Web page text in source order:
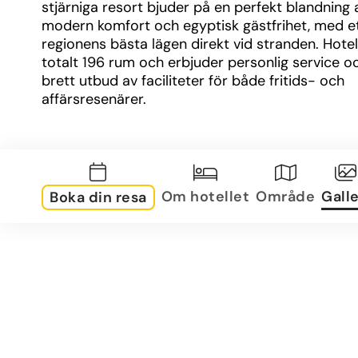
stjärniga resort bjuder på en perfekt blandning
modern komfort och egyptisk gästfrihet, med
regionens bästa lägen direkt vid stranden.
totalt 196 rum och erbjuder personlig service
brett utbud av faciliteter för både fritids- och
affärsresenärer.
turkosa havet, och många erbjuder direkt
vattnet – en lyx som gör vistelsen extra
Rummen är inredda i ljusa, avslappnande toner
Boka din resa Om hotellet Område